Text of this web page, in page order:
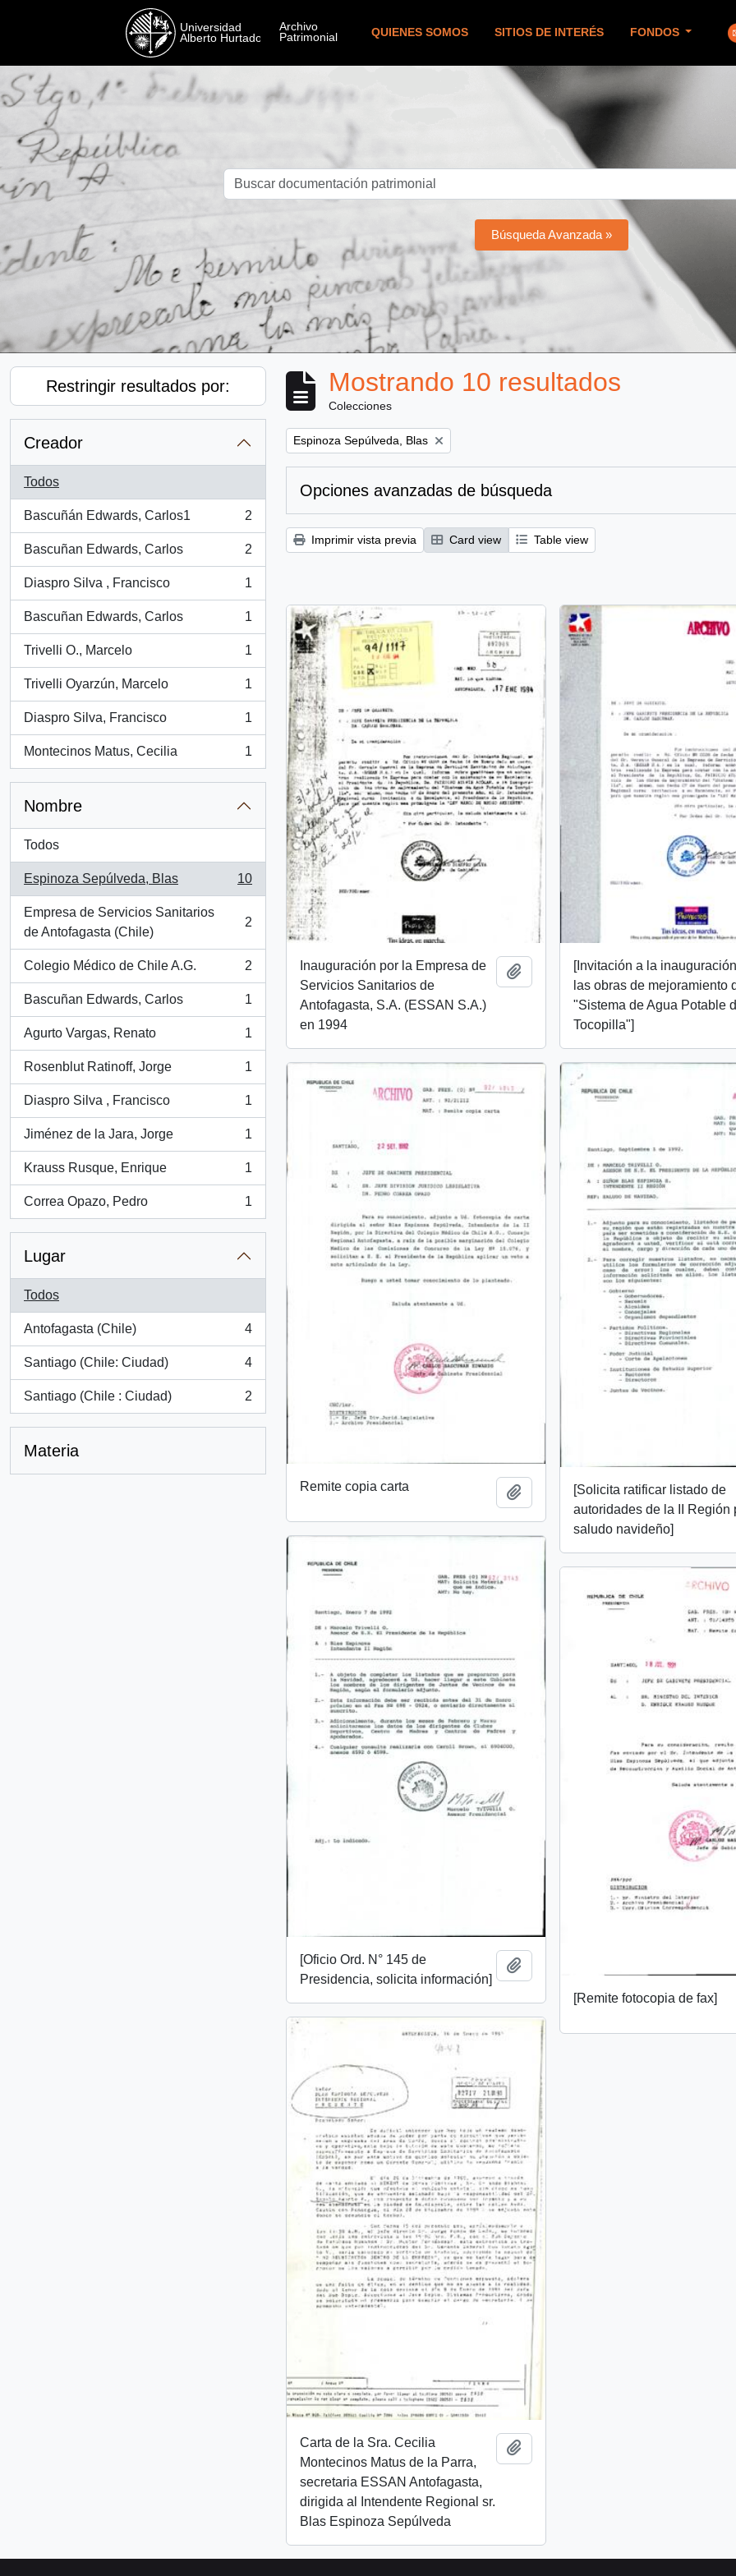
QUIENES SOMOS SITIOS DE INTERÉS FONDOS
Búsqueda Avanzada »
Restringir resultados por:
Creador
Todos
Bascuñán Edwards, Carlos1
, 2 resultados
2
Bascuñan Edwards, Carlos
, 2 resultados
2
Diaspro Silva , Francisco
, 1 resultados
1
Bascuñan Edwards, Carlos
, 1 resultados
1
Trivelli O., Marcelo
, 1 resultados
1
Trivelli Oyarzún, Marcelo
, 1 resultados
1
Diaspro Silva, Francisco
, 1 resultados
1
Montecinos Matus, Cecilia
, 1 resultados
1
Nombre
Todos
Espinoza Sepúlveda, Blas
, 10 resultados
10
Empresa de Servicios Sanitarios
de Antofagasta (Chile)
, 2 resultados
2
Colegio Médico de Chile A.G.
, 2 resultados
2
Bascuñan Edwards, Carlos
, 1 resultados
1
Agurto Vargas, Renato
, 1 resultados
1
Rosenblut Ratinoff, Jorge
, 1 resultados
1
Diaspro Silva , Francisco
, 1 resultados
1
Jiménez de la Jara, Jorge
, 1 resultados
1
Krauss Rusque, Enrique
, 1 resultados
1
Correa Opazo, Pedro
, 1 resultados
1
Lugar
Todos
Antofagasta (Chile)
, 4 resultados
4
Santiago (Chile: Ciudad)
, 4 resultados
4
Santiago (Chile : Ciudad)
, 2 resultados
2
Materia
Mostrando 10 resultados
Colecciones
Remove filter:
Espinoza Sepúlveda, Blas
Opciones avanzadas de búsqueda
Imprimir vista previa Card view Table view
Inauguración por la Empresa de
Servicios Sanitarios de
Antofagasta, S.A. (ESSAN S.A.)
en 1994
Añadir al portapapeles
[Invitación a la
las obras de mejoramiento
"Sistema de Agua Potable
Tocopilla"]
Remite copia carta Añadir al portapapeles
[Solicita ratificar listado de
autoridades de la II Región
saludo navideño]
[Oficio Ord. N° 145 de
Presidencia, solicita información]
[Remite fotocopia de fax]
Carta de la Sra. Cecilia
Montecinos Matus de la Parra,
secretaria ESSAN Antofagasta,
dirigida al Intendente Regional sr.
Blas Espinoza Sepúlveda